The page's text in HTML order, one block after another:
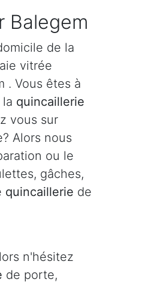
Balegem
de la
vitrée
. Vous êtes à
quincaillerie
vous sur
Alors nous
ou le
gâches,
quincaillerie de
n'hésitez
de porte,